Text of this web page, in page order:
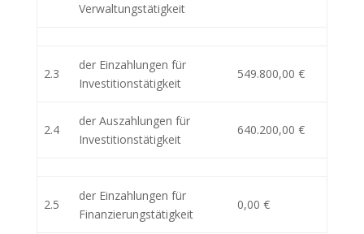
Verwaltungstätigkeit
2.3
der Einzahlungen für
Investitionstätigkeit
549.800,00 €
2.4
der Auszahlungen für
Investitionstätigkeit
640.200,00 €
2.5
der Einzahlungen für
Finanzierungstätigkeit
0,00 €